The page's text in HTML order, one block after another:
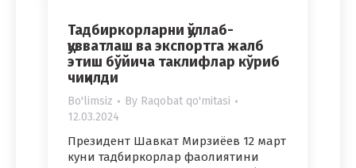
Тадбиркорларни қўллаб-
қувватлаш ва экспортга жалб
этиш бўйича таклифлар кўриб
чиқилди
Bo'limsiz By Raqobat qo'mitasi
12.03.2024
Президент Шавкат Мирзиёев 12 март
куни тадбиркорлар фаолиятини